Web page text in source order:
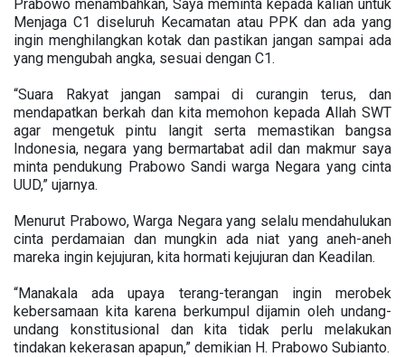
Prabowo menambahkan, Saya meminta kepada kalian untuk
Menjaga C1 diseluruh Kecamatan atau PPK dan ada yang
ingin menghilangkan kotak dan pastikan jangan sampai ada
yang mengubah angka, sesuai dengan C1.
“Suara Rakyat jangan sampai di curangin terus, dan
mendapatkan berkah dan kita memohon kepada Allah SWT
agar mengetuk pintu langit serta memastikan bangsa
Indonesia, negara yang bermartabat adil dan makmur saya
minta pendukung Prabowo Sandi warga Negara yang cinta
UUD,” ujarnya.
Menurut Prabowo, Warga Negara yang selalu mendahulukan
cinta perdamaian dan mungkin ada niat yang aneh-aneh
mareka ingin kejujuran, kita hormati kejujuran dan Keadilan.
“Manakala ada upaya terang-terangan ingin merobek
kebersamaan kita karena berkumpul dijamin oleh undang-
undang konstitusional dan kita tidak perlu melakukan
tindakan kekerasan apapun,” demikian H. Prabowo Subianto.